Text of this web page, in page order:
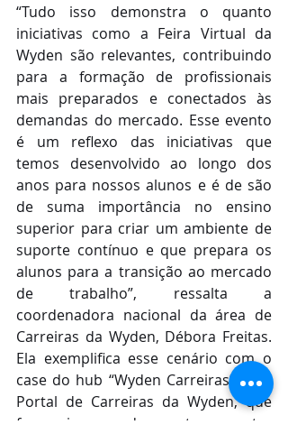
“Tudo isso demonstra o quanto
iniciativas como a Feira Virtual da
Wyden são relevantes, contribuindo
para a formação de profissionais
mais preparados e conectados às
demandas do mercado. Esse evento
é um reflexo das iniciativas que
temos desenvolvido ao longo dos
anos para nossos alunos e é de são
de suma importância no ensino
superior para criar um ambiente de
suporte contínuo e que prepara os
alunos para a transição ao mercado
de trabalho”, ressalta a
coordenadora nacional da área de
Carreiras da Wyden, Débora Freitas.
Ela exemplifica esse cenário com o
case do hub “Wyden Carreiras” e do
Portal de Carreiras da Wyden, que
foram inaugurados neste semestre